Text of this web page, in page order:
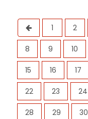
1 2
8 9 10
15 16 17
22 23 24
28 29 30